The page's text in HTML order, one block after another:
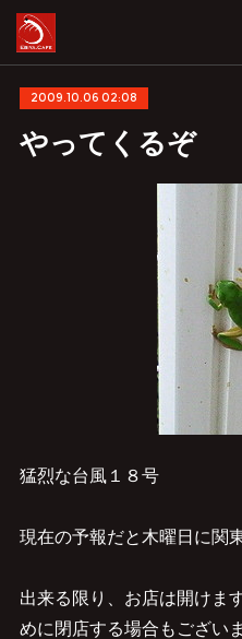
2009.10.06 02:08
やってくるぞ
猛烈な台風１８号
現在の予報だと木曜日に関
出来る限り、お店は開けま
めに閉店する場合もござい